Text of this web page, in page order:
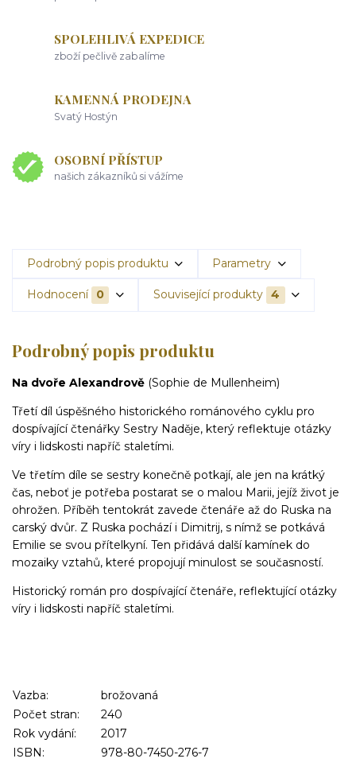
SPOLEHLIVÁ EXPEDICE
zboží pečlivě zabalíme
KAMENNÁ PRODEJNA
Svatý Hostýn
OSOBNÍ PŘÍSTUP
našich zákazníků si vážíme
Podrobný popis produktu Parametry
Hodnocení 0 Související produkty 4
Podrobný popis produktu
Na dvoře Alexandrově (Sophie de Mullenheim)
Třetí díl úspěšného historického románového cyklu pro
dospívající čtenářky Sestry Naděje, který reflektuje otázky
víry i lidskosti napříč staletími.
Ve třetím díle se sestry konečně potkají, ale jen na krátký
čas, neboť je potřeba postarat se o malou Marii, jejíž život je
ohrožen. Příběh tentokrát zavede čtenáře až do Ruska na
carský dvůr. Z Ruska pochází i Dimitrij, s nímž se potkává
Emilie se svou přítelkyní. Ten přidává další kamínek do
mozaiky vztahů, které propojují minulost se současností.
Historický román pro dospívající čtenáře, reflektující otázky
víry i lidskosti napříč staletími.
Vazba:
brožovaná
Počet stran:
240
Rok vydání:
2017
ISBN:
978-80-7450-276-7